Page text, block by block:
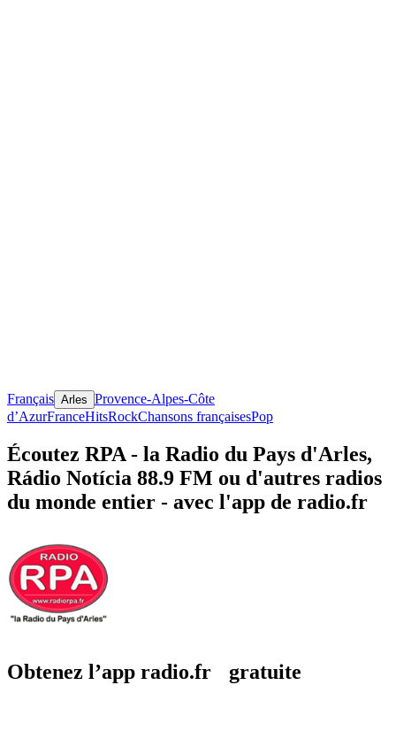
Français Arles Provence-Alpes-Côte
d’AzurFranceHitsRockChansons françaisesPop
Écoutez RPA - la Radio du Pays d'Arles,
Rádio Notícia 88.9 FM ou d'autres radios
du monde entier - avec l'app de radio.fr
Obtenez l’app radio.fr gratuite